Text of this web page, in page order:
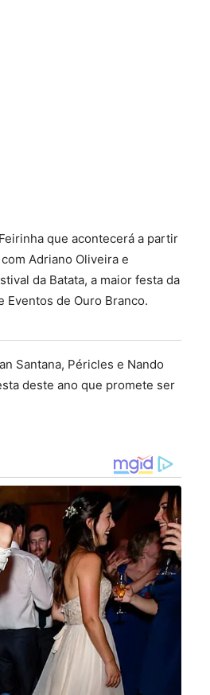
que acontecerá a partir
Adriano Oliveira e
da Batata, a maior festa da
Eventos de Ouro Branco.
Santana, Péricles e Nando
deste ano que promete ser